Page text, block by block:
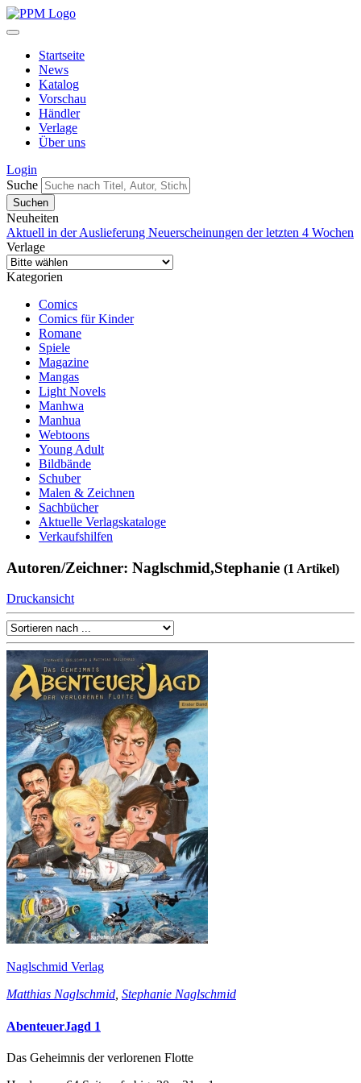
Startseite
News
Katalog
Vorschau
Händler
Verlage
Über uns
Login
Suche
Neuheiten
Aktuell in der Auslieferung Neuerscheinungen der letzten 4 Wochen
Verlage
Kategorien
Comics
Comics für Kinder
Romane
Spiele
Magazine
Mangas
Light Novels
Manhwa
Manhua
Webtoons
Young Adult
Bildbände
Schuber
Malen & Zeichnen
Sachbücher
Aktuelle Verlagskataloge
Verkaufshilfen
Autoren/Zeichner: Naglschmid,Stephanie (1 Artikel)
Druckansicht
Naglschmid Verlag
Matthias Naglschmid, Stephanie Naglschmid
AbenteuerJagd 1
Das Geheimnis der verlorenen Flotte